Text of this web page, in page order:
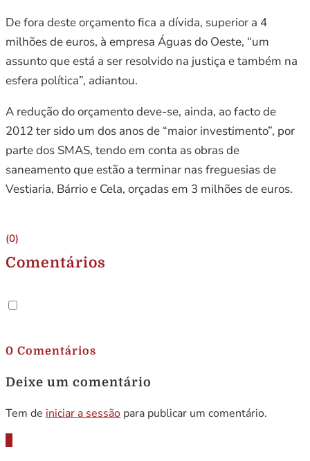
De fora deste orçamento fica a dívida, superior a 4
milhões de euros, à empresa Águas do Oeste, “um
assunto que está a ser resolvido na justiça e também na
esfera política”, adiantou.
A redução do orçamento deve-se, ainda, ao facto de
2012 ter sido um dos anos de “maior investimento”, por
parte dos SMAS, tendo em conta as obras de
saneamento que estão a terminar nas freguesias de
Vestiaria, Bárrio e Cela, orçadas em 3 milhões de euros.
(0)
Comentários
0 Comentários
Deixe um comentário
Tem de iniciar a sessão para publicar um comentário.